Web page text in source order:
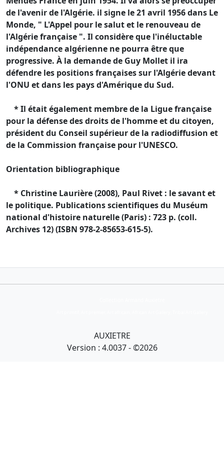
de l'avenir de l'Algérie. il signe le 21 avril 1956 dans Le
Monde, " L'Appel pour le salut et le renouveau de
l'Algérie française ". Il considère que l'inéluctable
indépendance algérienne ne pourra être que
progressive. À la demande de Guy Mollet il ira
défendre les positions françaises sur l'Algérie devant
l'ONU et dans les pays d'Amérique du Sud.
* Il était également membre de la Ligue française
pour la défense des droits de l'homme et du citoyen,
président du Conseil supérieur de la radiodiffusion et
de la Commission française pour l'UNESCO.
Orientation bibliographique
* Christine Laurière (2008), Paul Rivet : le savant et
le politique. Publications scientifiques du Muséum
national d'histoire naturelle (Paris) : 723 p. (coll.
Archives 12) (ISBN 978-2-85653-615-5).
AUXIETRE
Version : 4.0037 - ©2026